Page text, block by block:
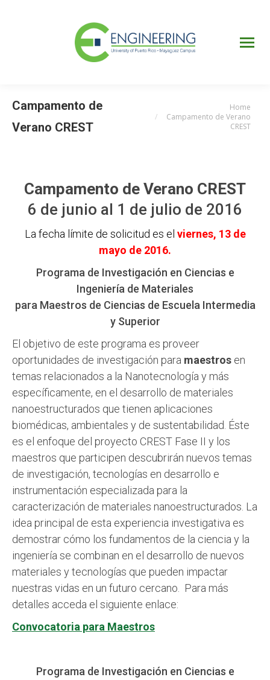
Campamento de
Verano CREST
Home
Campamento de Verano
CREST
Campamento de Verano CREST
6 de junio al 1 de julio de 2016
La fecha límite de solicitud es el viernes, 13 de
mayo de 2016.
Programa de Investigación en Ciencias e
Ingeniería de Materiales
para Maestros de Ciencias de Escuela Intermedia
y Superior
El objetivo de este programa es proveer
oportunidades de investigación para maestros en
temas relacionados a la Nanotecnología y más
específicamente, en el desarrollo de materiales
nanoestructurados que tienen aplicaciones
biomédicas, ambientales y de sustentabilidad. Éste
es el enfoque del proyecto CREST Fase II y los
maestros que participen descubrirán nuevos temas
de investigación, tecnologías en desarrollo e
instrumentación especializada para la
caracterización de materiales nanoestructurados. La
idea principal de esta experiencia investigativa es
demostrar cómo los fundamentos de la ciencia y la
ingeniería se combinan en el desarrollo de nuevos
materiales y tecnologías que pueden impactar
nuestras vidas en un futuro cercano. Para más
detalles acceda el siguiente enlace:
Convocatoria para Maestros
Programa de Investigación en Ciencias e